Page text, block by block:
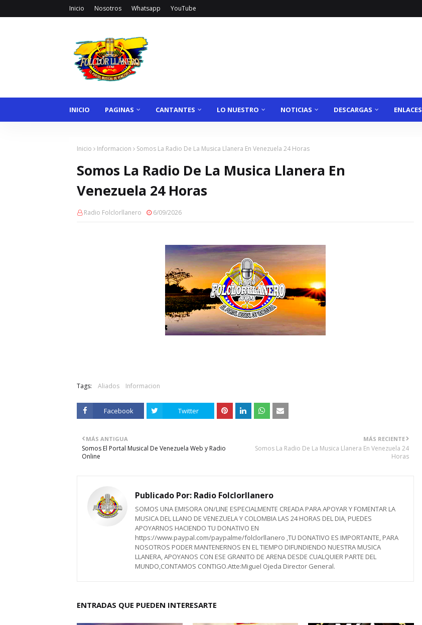
Inicio Nosotros Whatsapp YouTube
INICIO PAGINAS CANTANTES LO NUESTRO NOTICIAS DESCARGAS ENLACES
Inicio Informacion Somos La Radio De La Musica Llanera En Venezuela 24 Horas
Somos La Radio De La Musica Llanera En
Venezuela 24 Horas
Radio Folclorllanero 6/09/2026
Tags: Aliados Informacion
Facebook Twitter
MÁS RECIENTE
Somos La Radio De La Musica Llanera En Venezuela 24
Horas
MÁS ANTIGUA
Somos El Portal Musical De Venezuela Web y Radio
Online
Publicado Por: Radio Folclorllanero
SOMOS UNA EMISORA ON/LINE ESPECIALMENTE CREADA PARA APOYAR Y FOMENTAR LA
MUSICA DEL LLANO DE VENEZUELA Y COLOMBIA LAS 24 HORAS DEL DIA, PUEDES
APOYARNOS HACIENDO TU DONATIVO EN
https://www.paypal.com/paypalme/folclorllanero ,TU DONATIVO ES IMPORTANTE, PARA
NOSOTROS PODER MANTENERNOS EN EL TIEMPO DIFUNDIENDO NUESTRA MUSICA
LLANERA, APOYANOS CON ESE GRANITO DE ARENA DESDE CUALQUIER PARTE DEL
MUNDO,CONTAMOS CONTIGO.Atte:Miguel Ojeda Director General.
ENTRADAS QUE PUEDEN INTERESARTE